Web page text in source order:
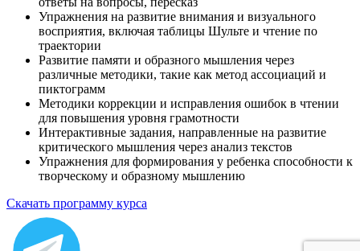
Упражнения на развитие внимания и визуального
восприятия, включая таблицы Шульте и чтение по
траектории
Развитие памяти и образного мышления через
различные методики, такие как метод ассоциаций и
пиктограмм
Методики коррекции и исправления ошибок в чтении
для повышения уровня грамотности
Интерактивные задания, направленные на развитие
критического мышления через анализ текстов
Упражнения для формирования у ребенка способности к
творческому и образному мышлению
Скачать программу курса